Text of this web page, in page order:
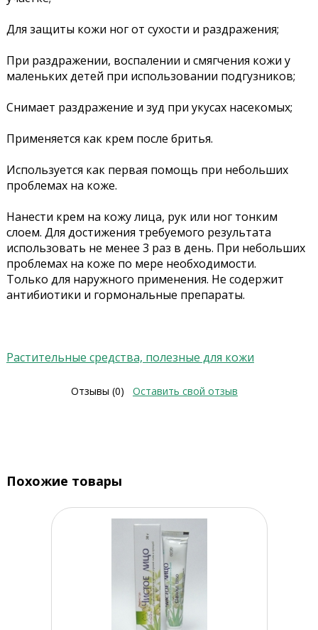
Для защиты кожи ног от сухости и раздражения;
При раздражении, воспалении и смягчения кожи у
маленьких детей при использовании подгузников;
Снимает раздражение и зуд при укусах насекомых;
Применяется как крем после бритья.
Используется как первая помощь при небольших
проблемах на коже.
Нанести крем на кожу лица, рук или ног тонким
слоем. Для достижения требуемого результата
использовать не менее 3 раз в день. При небольших
проблемах на коже по мере необходимости.
Только для наружного применения. Не содержит
антибиотики и гормональные препараты.
Растительные средства, полезные для кожи
Отзывы (0) Оставить свой отзыв
Похожие товары